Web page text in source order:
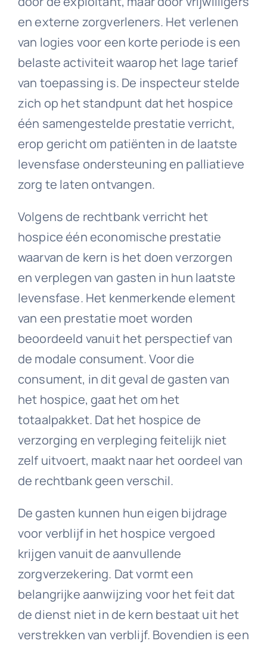
en externe zorgverleners. Het verlenen
van logies voor een korte periode is een
belaste activiteit waarop het lage tarief
van toepassing is. De inspecteur stelde
zich op het standpunt dat het hospice
één samengestelde prestatie verricht,
erop gericht om patiënten in de laatste
levensfase ondersteuning en palliatieve
zorg te laten ontvangen.
Volgens de rechtbank verricht het
hospice één economische prestatie
waarvan de kern is het doen verzorgen
en verplegen van gasten in hun laatste
levensfase. Het kenmerkende element
van een prestatie moet worden
beoordeeld vanuit het perspectief van
de modale consument. Voor die
consument, in dit geval de gasten van
het hospice, gaat het om het
totaalpakket. Dat het hospice de
verzorging en verpleging feitelijk niet
zelf uitvoert, maakt naar het oordeel van
de rechtbank geen verschil.
De gasten kunnen hun eigen bijdrage
voor verblijf in het hospice vergoed
krijgen vanuit de aanvullende
zorgverzekering. Dat vormt een
belangrijke aanwijzing voor het feit dat
de dienst niet in de kern bestaat uit het
verstrekken van verblijf. Bovendien is een